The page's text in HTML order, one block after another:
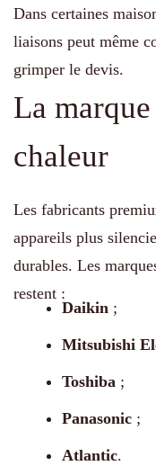
Dans certaines
liaisons peut même
grimper le devis.
La
chaleur
Les fabricants
appareils plus
durables. Les
restent :
Daikin ;
Mitsubishi
Toshiba ;
Panasonic ;
Atlantic.